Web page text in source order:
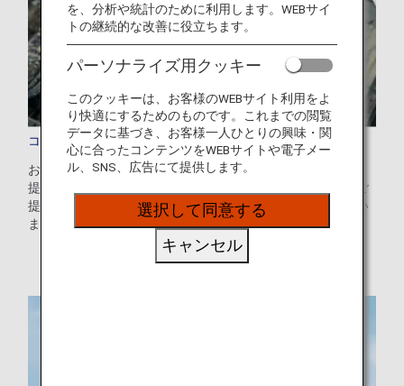
コードシェア便
お客様により幅広い便の選択肢をお楽しみいただけるよう、
提携航空会社と協力して共同運航便（コードシェア便）をご
提供しています。コードシェア便にはANAの便名が付いてい
ますが、提携航空会社が運航いたします。
を、分析や統計のために利用します。WEBサイ
トの継続的な改善に役立ちます。
パーソナライズ用クッキー
このクッキーは、お客様のWEBサイト利用をよ
り快適にするためのものです。これまでの閲覧
データに基づき、お客様一人ひとりの興味・関
心に合ったコンテンツをWEBサイトや電子メー
ル、SNS、広告にて提供します。
選択して同意する
キャンセル